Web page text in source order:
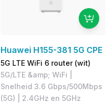
Huawei H155-381 5G CPE
5G LTE WiFi 6 router (wit)
5G/LTE &amp; WiFi |
Snelheid 3.6 Gbps/500Mbps
(5G) | 2.4GHz en 5GHz